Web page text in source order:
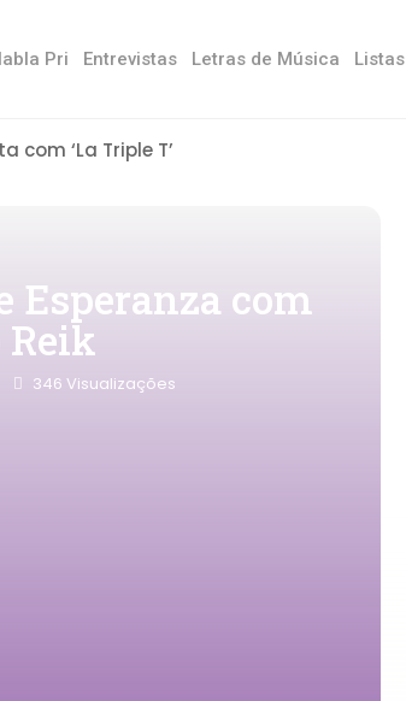
Pri Entrevistas Letras de Música Listas
com ‘La Triple T’
Esperanza com
Reik
346 Visualizações